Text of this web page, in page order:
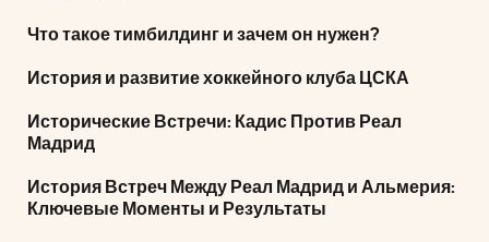
Что такое тимбилдинг и зачем он нужен?
История и развитие хоккейного клуба ЦСКА
Исторические Встречи: Кадис Против Реал
Мадрид
История Встреч Между Реал Мадрид и Альмерия:
Ключевые Моменты и Результаты